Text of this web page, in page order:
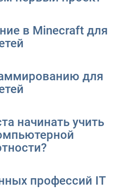
в Minecraft для
для
начинать учить
профессий IT